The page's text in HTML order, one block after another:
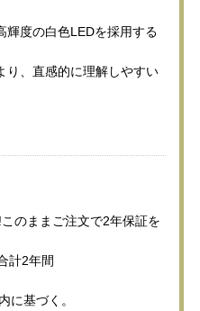
輝度の白色LEDを採用する
り、直感的に理解しやすい
のままご注文で2年保証を
計2年間
に基づく。